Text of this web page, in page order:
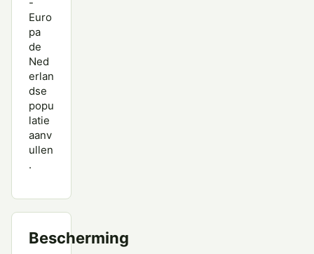
Euro
pa
de
Ned
erlan
dse
popu
latie
aanv
ullen
.
Bescherming